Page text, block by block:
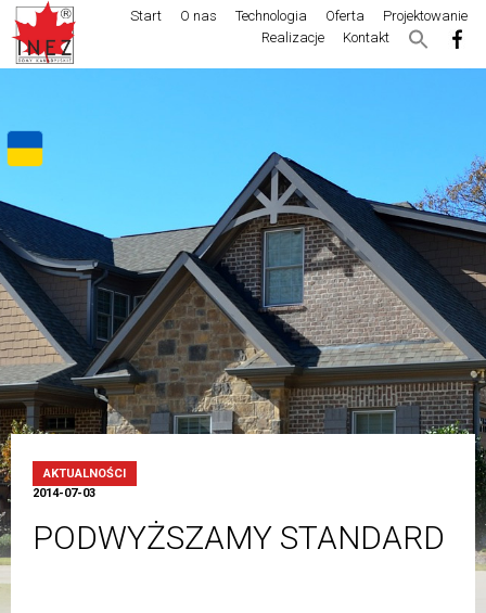
Start O nas Technologia Oferta
Projektowanie
Realizacje
Kontakt
AKTUALNOŚCI
2014-07-03
PODWYŻSZAMY STANDARD